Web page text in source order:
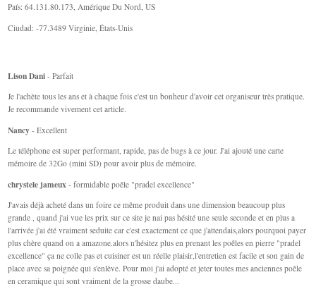
País: 64.131.80.173, Amérique Du Nord, US
Ciudad: -77.3489 Virginie, États-Unis
Lison Dani - Parfait
Je l'achète tous les ans et à chaque fois c'est un bonheur d'avoir cet organiseur très pratique.
Je recommande vivement cet article.
Nancy - Excellent
Le téléphone est super performant, rapide, pas de bugs à ce jour. J'ai ajouté une carte
mémoire de 32Go (mini SD) pour avoir plus de mémoire.
chrystele jameux - formidable poêle "pradel excellence"
J'avais déjà acheté dans un foire ce même produit dans une dimension beaucoup plus
grande , quand j'ai vue les prix sur ce site je nai pas hésité une seule seconde et en plus a
l'arrivée j'ai été vraiment seduite car c'est exactement ce que j'attendais,alors pourquoi payer
plus chère quand on a amazone.alors n'hésitez plus en prenant les poêles en pierre "pradel
excellence" ça ne colle pas et cuisiner est un réelle plaisir,l'entretien est facile et son gain de
place avec sa poignée qui s'enlève. Pour moi j'ai adopté et jeter toutes mes anciennes poêle
en ceramique qui sont vraiment de la grosse daube...